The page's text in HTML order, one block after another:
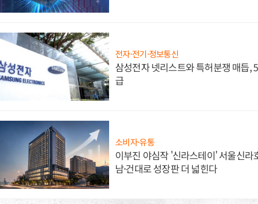
전자·전기·정보통신
삼성전자 넷리스트와 특허분쟁 매듭,
급
소비자·유통
이부진 야심작 '신라스테이' 서울신라
남·건대로 성장판 더 넓힌다